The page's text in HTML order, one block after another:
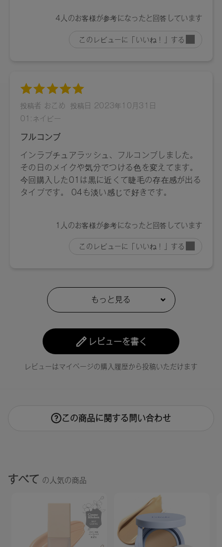
レビューを書く
レビューはマイページの購入履歴から投稿いただけます
この商品に関する問い合わせ
すべて の人気の商品